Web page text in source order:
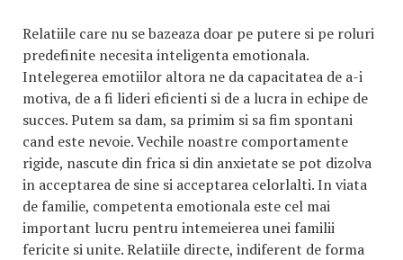
Relatiile care nu se bazeaza doar pe putere si pe roluri
predefinite necesita inteligenta emotionala.
Intelegerea emotiilor altora ne da capacitatea de a-i
motiva, de a fi lideri eficienti si de a lucra in echipe de
succes. Putem sa dam, sa primim si sa fim spontani
cand este nevoie. Vechile noastre comportamente
rigide, nascute din frica si din anxietate se pot dizolva
in acceptarea de sine si acceptarea celorlalti. In viata
de familie, competenta emotionala este cel mai
important lucru pentru intemeierea unei familii
fericite si unite. Relatiile directe, indiferent de forma